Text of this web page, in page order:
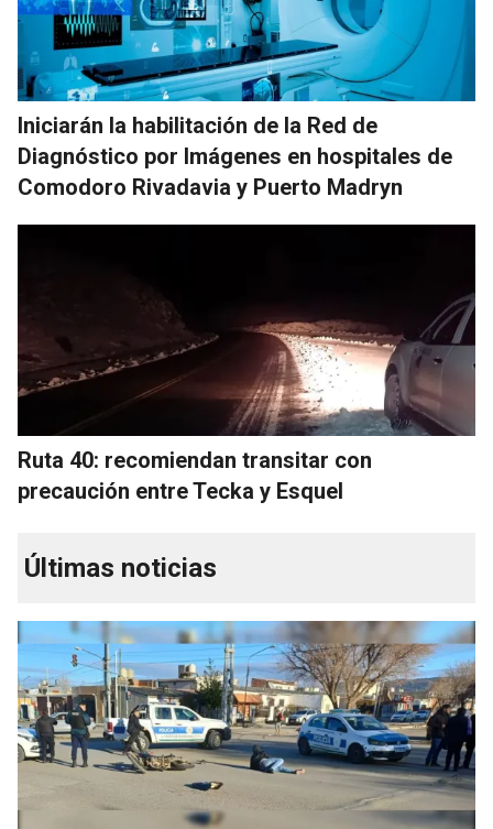
Iniciarán la habilitación de la Red de
Diagnóstico por Imágenes en hospitales de
Comodoro Rivadavia y Puerto Madryn
Ruta 40: recomiendan transitar con
precaución entre Tecka y Esquel
Últimas noticias